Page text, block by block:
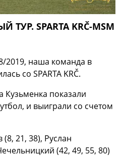
ТУР. SPARTA KRČ-MSM
2019, наша команда в
со SPARTA KRČ.
показали
и выиграли со счетом
21, 38), Руслан
(42, 49, 55, 80)